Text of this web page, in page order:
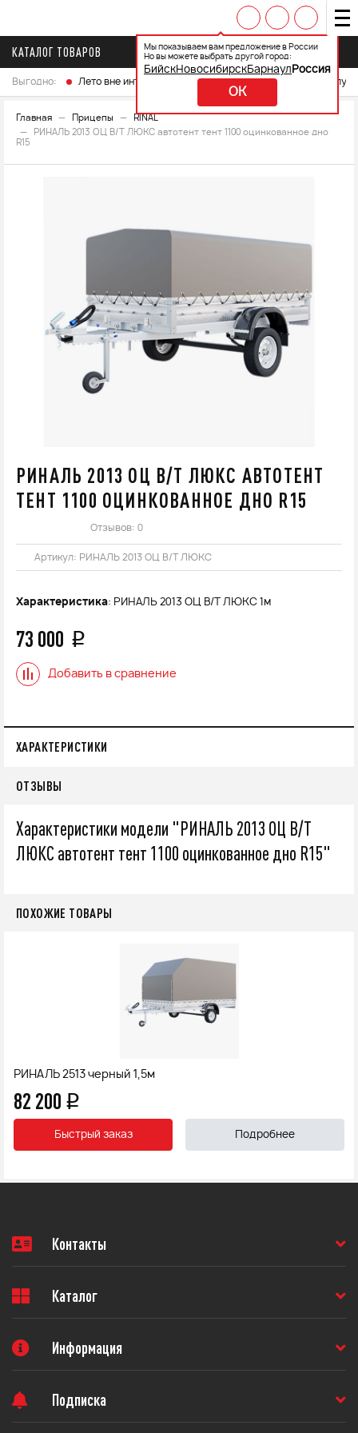
Мы показываем вам предложение в России
Но вы можете выбрать другой город:
БийскНовосибирскБарнаул Россия
OK
КАТАЛОГ ТОВАРОВ
Выгодно: Лето вне интренета Выберите свой мотоцикл и
Главная Прицепы
RINAL
РИНАЛЬ 2013 ОЦ В/Т ЛЮКС автотент тент 1100 оцинкованное дно
R15
РИНАЛЬ 2013 ОЦ В/Т ЛЮКС АВТОТЕНТ
ТЕНТ 1100 ОЦИНКОВАННОЕ ДНО R15
Отзывов: 0
Артикул: РИНАЛЬ 2013 ОЦ В/Т ЛЮКС
Характеристика: РИНАЛЬ 2013 ОЦ В/Т ЛЮКС 1м
73 000 q
Добавить в сравнение
ХАРАКТЕРИСТИКИ
ОТЗЫВЫ
Характеристики модели "РИНАЛЬ 2013 ОЦ В/Т
ЛЮКС автотент тент 1100 оцинкованное дно R15"
ПОХОЖИЕ ТОВАРЫ
РИНАЛЬ 2513 черный 1,5м
82 200 q
Быстрый заказ Подробнее
Контакты
Каталог
Информация
Подписка